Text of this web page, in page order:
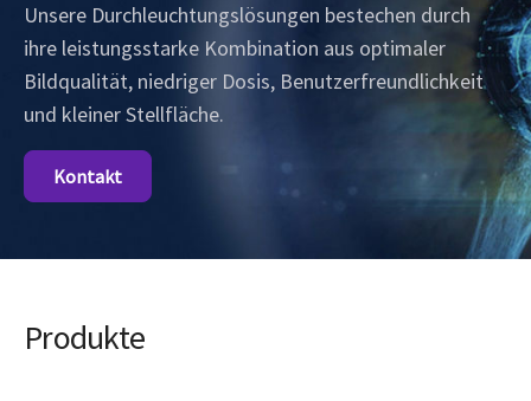
Unsere Durchleuchtungslösungen bestechen durch
ihre leistungsstarke Kombination aus optimaler
Bildqualität, niedriger Dosis, Benutzerfreundlichkeit
und kleiner Stellfläche.
Kontakt
Produkte